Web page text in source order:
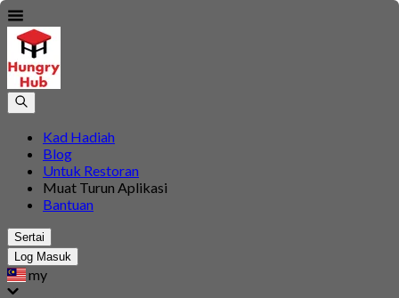
Kad Hadiah
Blog
Untuk Restoran
Muat Turun Aplikasi
Bantuan
Sertai
Log Masuk
my